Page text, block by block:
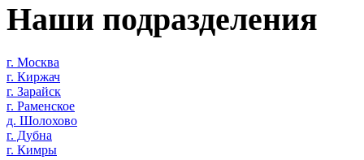
Наши подразделения
г. Москва
г. Киржач
г. Зарайск
г. Раменское
д. Шолохово
г. Дубна
г. Кимры